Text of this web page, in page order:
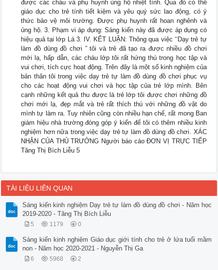
được các cháu và phụ huynh ủng hộ nhiệt tình. Qua đó có thể
giáo dục cho trẻ tính tiết kiệm và yêu quý sức lao động, có ý
thức bảo vệ môi trường. Được phụ huynh rất hoan nghênh và
ủng hộ. 3. Phạm vi áp dụng: Sáng kiến này đã được áp dụng có
hiệu quả tại lớp Lá 3. IV. KẾT LUẬN: Thông qua việc ‘‘Dạy trẻ tự
làm đồ dùng đồ chơi ” tôi và trẻ đã tạo ra được nhiều đồ chơi
mới lạ, hấp dẫn, các cháu lớp tôi rất hứng thú trong học tập và
vui chơi, tích cực hoạt động. Trên đây là một số kinh nghiệm của
bản thân tôi trong việc dạy trẻ tự làm đồ dùng đồ chơi phục vụ
cho các hoạt động vui chơi và học tập của trẻ lớp mình. Bên
cạnh những kết quả thu được là trẻ lớp tôi được chơi những đồ
chơi mới lạ, đẹp mắt và trẻ rất thích thú với những đồ vật do
mình tự làm ra. Tuy nhiên cũng còn nhiều hạn chế, rất mong Ban
giám hiệu nhà trường đóng góp ý kiến để tôi có thêm nhiều kinh
nghiệm hơn nữa trong việc dạy trẻ tự làm đồ dùng đồ chơi. XÁC
NHẬN CỦA THỦ TRƯỞNG Người báo cáo ĐƠN VỊ TRỰC TIẾP
Tăng Thị Bích Liễu 5
TÀI LIỆU LIÊN QUAN
Sáng kiến kinh nghiệm Dạy trẻ tự làm đồ dùng đồ chơi - Năm học
2019-2020 - Tăng Thị Bích Liễu
5 1179 0
Sáng kiến kinh nghiệm Giáo dục giới tính cho trẻ ở lứa tuổi mầm
non - Năm học 2020-2021 - Nguyễn Thị Ga
6 5968 2